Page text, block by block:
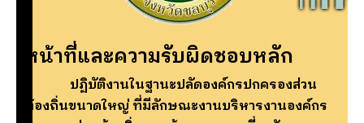
หน้าที่และความรับผิดชอบหลัก
ปฏิบัติงานในฐานะปลัดองค์กรปกครองส่วน
ท้องถิ่นขนาดใหญ่ ที่มีลักษณะงานบริหารงานองค์กร